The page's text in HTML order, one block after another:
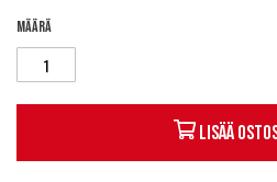
Määrä
Lisää